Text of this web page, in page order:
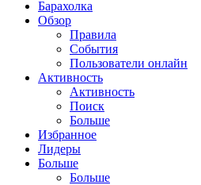
Барахолка
Обзор
Правила
События
Пользователи онлайн
Активность
Активность
Поиск
Больше
Избранное
Лидеры
Больше
Больше